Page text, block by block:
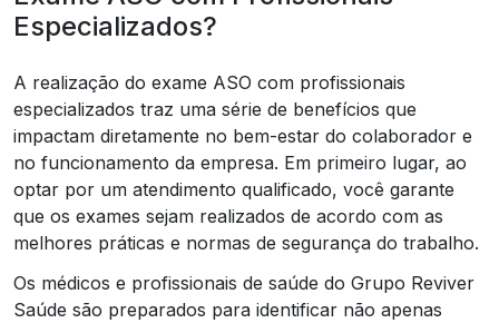
Especializados?
A realização do exame ASO com profissionais
especializados traz uma série de benefícios que
impactam diretamente no bem-estar do colaborador e
no funcionamento da empresa. Em primeiro lugar, ao
optar por um atendimento qualificado, você garante
que os exames sejam realizados de acordo com as
melhores práticas e normas de segurança do trabalho.
Os médicos e profissionais de saúde do Grupo Reviver
Saúde são preparados para identificar não apenas